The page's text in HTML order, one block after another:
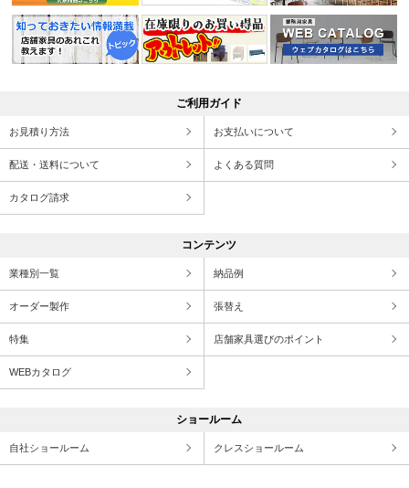
ご利用ガイド
お見積り方法 お支払いについて
配送・送料について よくある質問
カタログ請求
コンテンツ
業種別一覧 納品例
オーダー製作 張替え
特集 店舗家具選びのポイント
WEBカタログ
ショールーム
自社ショールーム クレスショールーム